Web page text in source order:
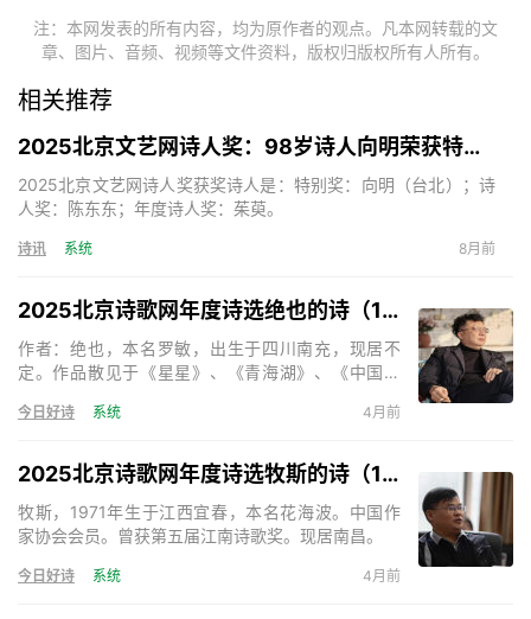
注：本网发表的所有内容，均为原作者的观点。凡本网转载的文
章、图片、音频、视频等文件资料，版权归版权所有人所有。
相关推荐
2025北京文艺网诗人奖：98岁诗人向明荣获特别奖，陈东东荣获诗人奖，茱萸荣获年度诗人奖！
2025北京文艺网诗人奖获奖诗人是：特别奖：向明（台北）；诗
人奖：陈东东；年度诗人奖：茱萸。
诗讯 系统 8月前
2025北京诗歌网年度诗选绝也的诗（15首）
作者：绝也，本名罗敏，出生于四川南充，现居不
定。作品散见于《星星》、《青海湖》、《中国诗
《神的呢喃》、《秋叶集》、《在成都的日子》、
《残梦》等。主编诗歌刊物三十余部。《天下诗歌》
诗刊主编。
今日好诗 系统 4月前
2025北京诗歌网年度诗选牧斯的诗（17首）
牧斯，1971年生于江西宜春，本名花海波。中国作
家协会会员。曾获第五届江南诗歌奖。现居南昌。
今日好诗 系统 4月前